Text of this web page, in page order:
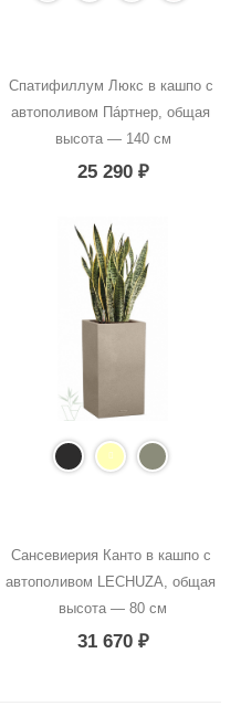
Спатифиллум Люкс в кашпо с
автополивом Пáртнер, общая
высота — 140 см
25 290 ₽
Сансевиерия Канто в кашпо с
автополивом LECHUZA, общая
высота — 80 см
31 670 ₽